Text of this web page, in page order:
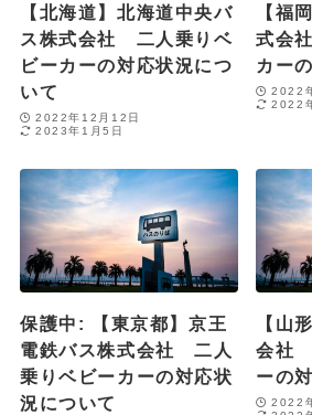
【北海道】北海道中央バ
ス株式会社 二人乗りベ
ビーカーの対応状況につ
いて
2022年12月12日
2023年1月5日
【福
式会
カー
2022
2022
保護中: 【東京都】京王
電鉄バス株式会社 二人
乗りベビーカーの対応状
況について
【山
会社
ーの
2022